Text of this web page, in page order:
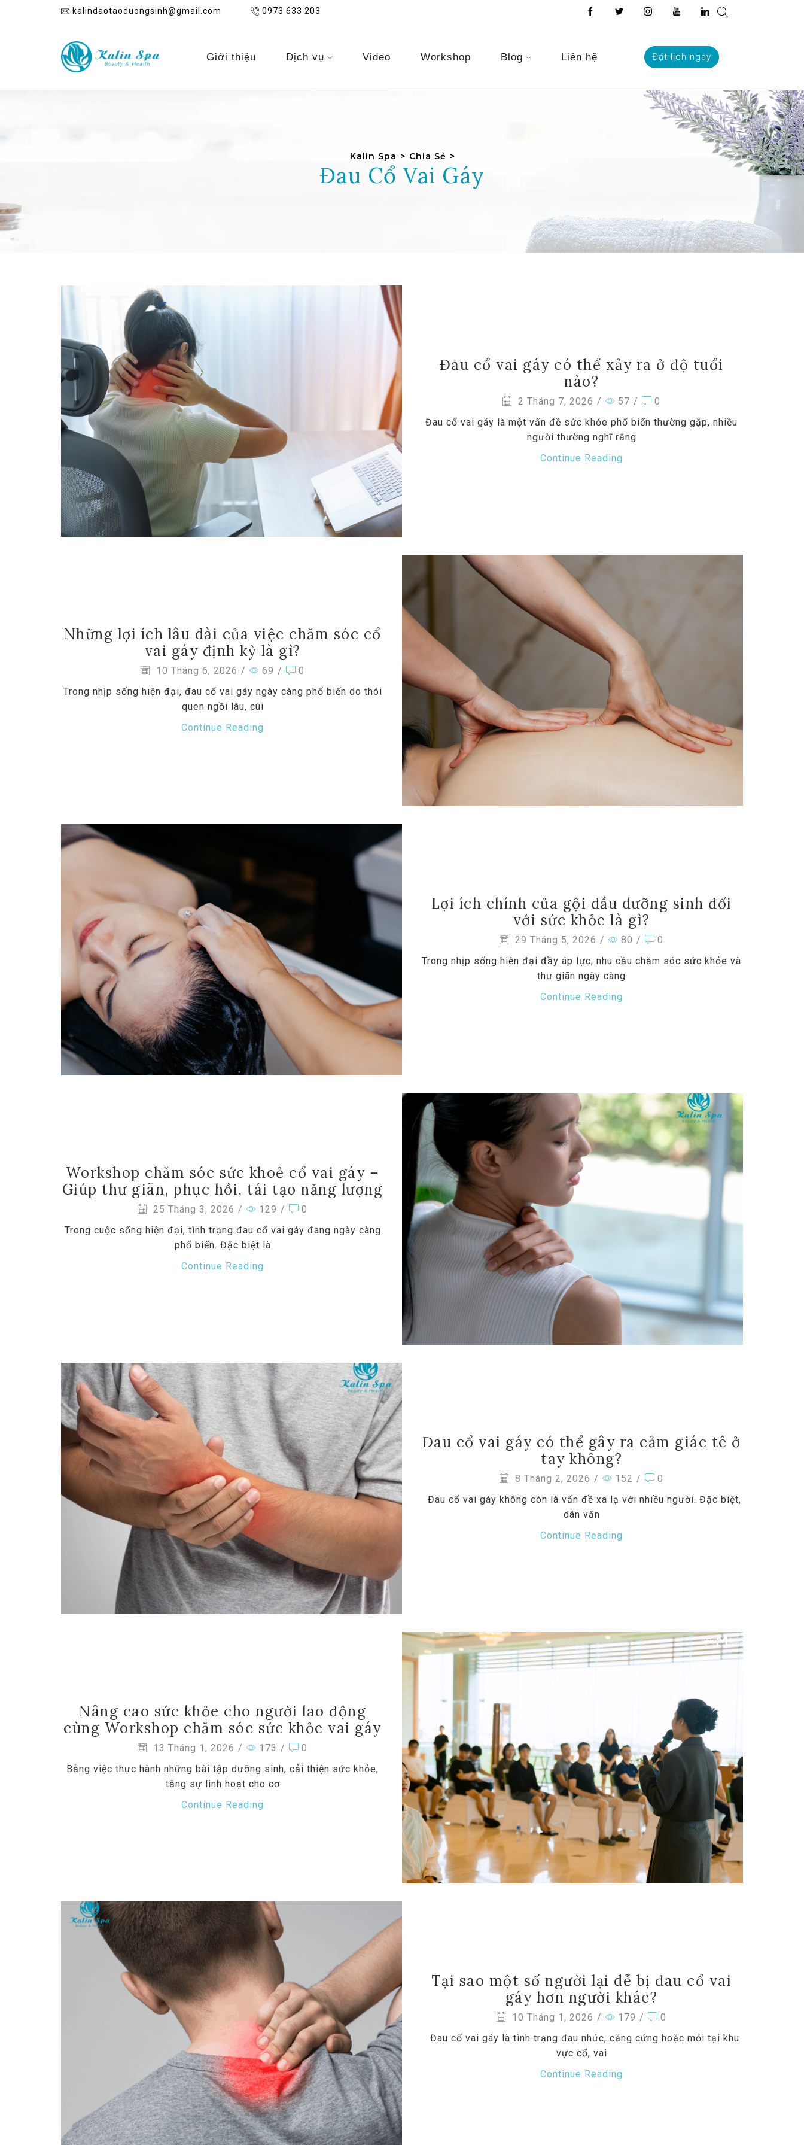
kalindaotaoduongsinh@gmail.com 0973 633 203
Giới thiệu Dịch vụ Video Workshop Blog Liên hệ Đặt lịch ngay
Kalin Spa > Chia Sẻ >
Đau Cổ Vai Gáy
Đau cổ vai gáy có thể xảy ra ở độ tuổi
nào?
2 Tháng 7, 2026 / 57 /
0
Đau cổ vai gáy là một vấn đề sức khỏe phổ biến thường gặp, nhiều
người thường nghĩ rằng
Continue Reading
Những lợi ích lâu dài của việc chăm sóc cổ
vai gáy định kỳ là gì?
10 Tháng 6, 2026 / 69 /
0
Trong nhịp sống hiện đại, đau cổ vai gáy ngày càng phổ biến do thói
quen ngồi lâu, cúi
Continue Reading
Lợi ích chính của gội đầu dưỡng sinh đối
với sức khỏe là gì?
29 Tháng 5, 2026 / 80 /
0
Trong nhịp sống hiện đại đầy áp lực, nhu cầu chăm sóc sức khỏe và
thư giãn ngày càng
Continue Reading
Workshop chăm sóc sức khoẻ cổ vai gáy –
Giúp thư giãn, phục hồi, tái tạo năng lượng
25 Tháng 3, 2026 / 129 /
0
Trong cuộc sống hiện đại, tình trạng đau cổ vai gáy đang ngày càng
phổ biến. Đặc biệt là
Continue Reading
Đau cổ vai gáy có thể gây ra cảm giác tê ở
tay không?
8 Tháng 2, 2026 / 152 /
0
Đau cổ vai gáy không còn là vấn đề xa lạ với nhiều người. Đặc biệt,
dân văn
Continue Reading
Nâng cao sức khỏe cho người lao động
cùng Workshop chăm sóc sức khỏe vai gáy
13 Tháng 1, 2026 / 173 /
0
Bằng việc thực hành những bài tập dưỡng sinh, cải thiện sức khỏe,
tăng sự linh hoạt cho cơ
Continue Reading
Tại sao một số người lại dễ bị đau cổ vai
gáy hơn người khác?
10 Tháng 1, 2026 / 179 /
0
Đau cổ vai gáy là tình trạng đau nhức, căng cứng hoặc mỏi tại khu
vực cổ, vai
Continue Reading